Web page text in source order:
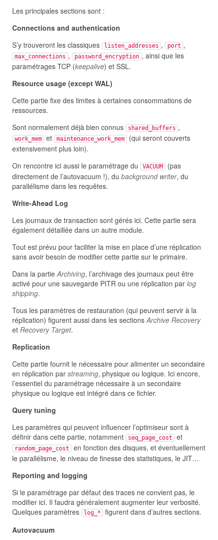
Les principales sections sont :
Connections and authentication
S’y trouveront les classiques
listen_addresses , port ,
max_connections , password_encryption , ainsi que les
paramétrages TCP (keepalive) et SSL.
Resource usage (except WAL)
Cette partie fixe des limites à certaines consommations de
ressources.
Sont normalement déjà bien connus
shared_buffers ,
work_mem et maintenance_work_mem
(qui seront couverts
extensivement plus loin).
On rencontre ici aussi le paramétrage du
VACUUM
(pas
directement de l’autovacuum !), du background writer, du
parallélisme dans les requêtes.
Write-Ahead Log
Les journaux de transaction sont gérés ici. Cette partie sera
également détaillée dans un autre module.
Tout est prévu pour faciliter la mise en place d’une réplication
sans avoir besoin de modifier cette partie sur le primaire.
Dans la partie Archiving, l’archivage des journaux peut être
activé pour une sauvegarde PITR ou une réplication par log
shipping.
Tous les paramètres de restauration (qui peuvent servir à la
réplication) figurent aussi dans les sections Archive Recovery
et Recovery Target.
Replication
Cette partie fournit le nécessaire pour alimenter un secondaire
en réplication par streaming, physique ou logique. Ici encore,
l’essentiel du paramétrage nécessaire à un secondaire
physique ou logique est intégré dans ce fichier.
Query tuning
Les paramètres qui peuvent influencer l’optimiseur sont à
définir dans cette partie, notamment
seq_page_cost et
random_page_cost
en fonction des disques, et éventuellement
le parallélisme, le niveau de finesse des statistiques, le JIT…
Reporting and logging
Si le paramétrage par défaut des traces ne convient pas, le
modifier ici. Il faudra généralement augmenter leur verbosité.
Quelques paramètres
log_*
figurent dans d’autres sections.
Autovacuum